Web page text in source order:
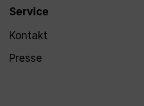
Service
Kontakt
Presse